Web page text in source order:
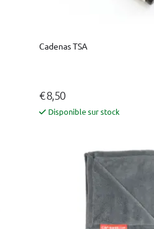
Cadenas TSA
€ 8,50
Disponible sur stock